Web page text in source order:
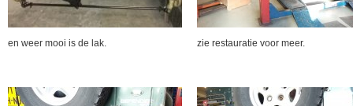
en weer mooi is de lak. zie restauratie voor meer.